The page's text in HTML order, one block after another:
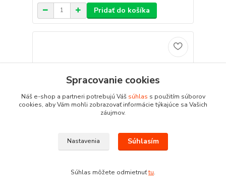
Pridať do košíka
Spracovanie cookies
Náš e-shop a partneri potrebujú Váš súhlas s použitím súborov
cookies, aby Vám mohli zobrazovať informácie týkajúce sa Vašich
záujmov.
Nastavenia Súhlasím
Súhlas môžete odmietnuťtu.